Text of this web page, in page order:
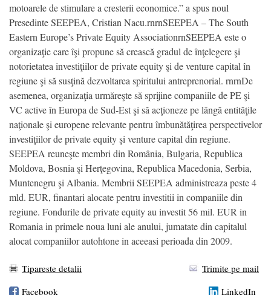
motoarele de stimulare a cresterii economice.” a spus noul
Presedinte SEEPEA, Cristian Nacu.rnrnSEEPEA – The South
Eastern Europe’s Private Equity AssociationrnSEEPEA este o
organizaţie care îşi propune să crească gradul de înţelegere şi
notorietatea investiţiilor de private equity şi de venture capital în
regiune şi să susţină dezvoltarea spiritului antreprenorial. rnrnDe
asemenea, organizaţia urmăreşte să sprijine companiile de PE şi
VC active în Europa de Sud-Est şi să acţioneze pe lângă entităţile
naţionale şi europene relevante pentru îmbunătăţirea perspectivelor
investiţiilor de private equity şi venture capital din regiune.
SEEPEA reuneşte membri din România, Bulgaria, Republica
Moldova, Bosnia şi Herţegovina, Republica Macedonia, Serbia,
Muntenegru şi Albania. Membrii SEEPEA administreaza peste 4
mld. EUR, finantari alocate pentru investitii in companiile din
regiune. Fondurile de private equity au investit 56 mil. EUR in
Romania in primele noua luni ale anului, jumatate din capitalul
alocat companiilor autohtone in aceeasi perioada din 2009.
Tipareste detalii
Trimite pe mail
Facebook
LinkedIn